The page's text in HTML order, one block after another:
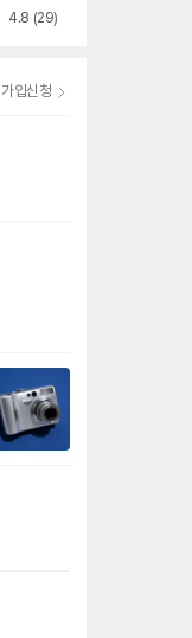
4.8 (29)
가입신청